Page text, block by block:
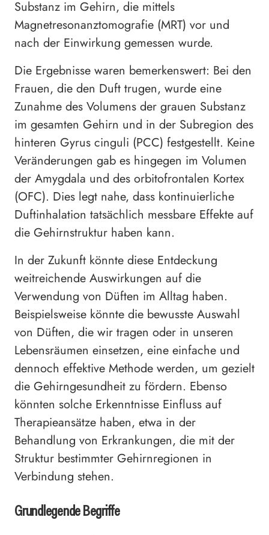
Substanz im Gehirn, die mittels
Magnetresonanztomografie (MRT) vor und
nach der Einwirkung gemessen wurde.
Die Ergebnisse waren bemerkenswert: Bei den
Frauen, die den Duft trugen, wurde eine
Zunahme des Volumens der grauen Substanz
im gesamten Gehirn und in der Subregion des
hinteren Gyrus cinguli (PCC) festgestellt. Keine
Veränderungen gab es hingegen im Volumen
der Amygdala und des orbitofrontalen Kortex
(OFC). Dies legt nahe, dass kontinuierliche
Duftinhalation tatsächlich messbare Effekte auf
die Gehirnstruktur haben kann.
In der Zukunft könnte diese Entdeckung
weitreichende Auswirkungen auf die
Verwendung von Düften im Alltag haben.
Beispielsweise könnte die bewusste Auswahl
von Düften, die wir tragen oder in unseren
Lebensräumen einsetzen, eine einfache und
dennoch effektive Methode werden, um gezielt
die Gehirngesundheit zu fördern. Ebenso
könnten solche Erkenntnisse Einfluss auf
Therapieansätze haben, etwa in der
Behandlung von Erkrankungen, die mit der
Struktur bestimmter Gehirnregionen in
Verbindung stehen.
Grundlegende Begriffe